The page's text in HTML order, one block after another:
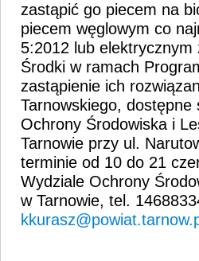
zastąpić go piecem na
piecem węglowym co
5:2012 lub elektrycznym
Środki w ramach
zastąpienie ich
Tarnowskiego, dostępne
Ochrony Środowiska i
Tarnowie przy ul.
terminie od 10 do 21
Wydziale Ochrony
w Tarnowie, tel.